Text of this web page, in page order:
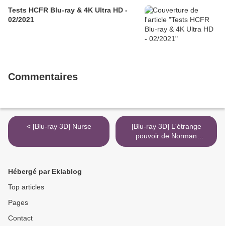
Tests HCFR Blu-ray & 4K Ultra HD -
02/2021
Commentaires
< [Blu-ray 3D] Nurse
[Blu-ray 3D] L'étrange
pouvoir de Norman
(ParaNorman) >
Hébergé par Eklablog
Top articles
Pages
Contact